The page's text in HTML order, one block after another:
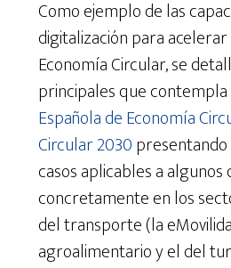
Como ejemplo de las
digitalización para
Economía Circular, se
principales que
Española de Economía
Circular 2030
casos aplicables a algunos
concretamente en los
del transporte (la
agroalimentario y el del